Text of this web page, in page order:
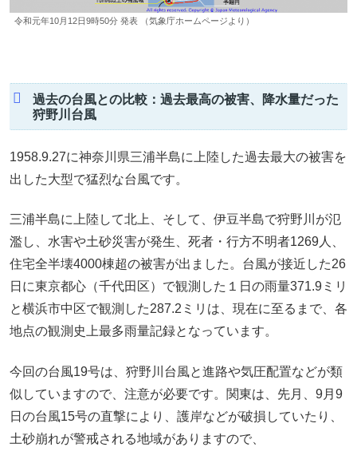
令和元年10月12日9時50分 発表 （気象庁ホームページより）
過去の台風との比較：過去最高の被害、降水量だった
狩野川台風
1958.9.27に神奈川県三浦半島に上陸した過去最大の被害を
出した大型で猛烈な台風です。
三浦半島に上陸して北上、そして、伊豆半島で狩野川が氾
濫し、水害や土砂災害が発生、死者・行方不明者1269人、
住宅全半壊4000棟超の被害が出ました。台風が接近した26
日に東京都心（千代田区）で観測した１日の雨量371.9ミリ
と横浜市中区で観測した287.2ミリは、現在に至るまで、各
地点の観測史上最多雨量記録となっています。
今回の台風19号は、狩野川台風と進路や気圧配置などが類
似していますので、注意が必要です。関東は、先月、9月9
日の台風15号の直撃により、護岸などが破損していたり、
土砂崩れが警戒される地域がありますので、